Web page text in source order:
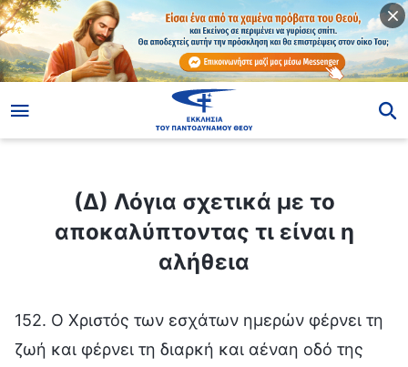
(Δ) Λόγια σχετικά με το
αποκαλύπτοντας τι είναι η
αλήθεια
152. Ο Χριστός των εσχάτων ημερών φέρνει τη
ζωή και φέρνει τη διαρκή και αέναη οδό της